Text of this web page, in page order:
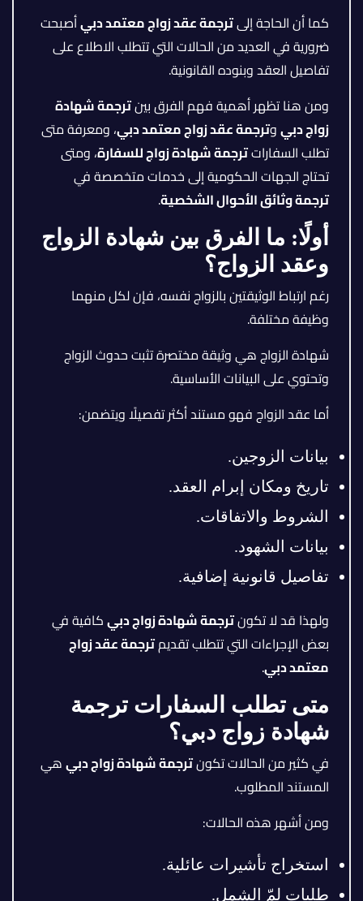
كما أن الحاجة إلىترجمة عقد زواج معتمد دبيأصبحت
ضرورية في العديد من الحالات التي تتطلب الاطلاع على
تفاصيل العقد وبنوده القانونية.
ومن هنا تظهر أهمية فهم الفرق بينترجمة شهادة
زواج دبيوترجمة عقد زواج معتمد دبي، ومعرفة متى
تطلب السفاراتترجمة شهادة زواج للسفارة، ومتى
تحتاج الجهات الحكومية إلى خدمات متخصصة في
ترجمة وثائق الأحوال الشخصية.
أولًا: ما الفرق بين شهادة الزواج
وعقد الزواج؟
رغم ارتباط الوثيقتين بالزواج نفسه، فإن لكل منهما
وظيفة مختلفة.
شهادة الزواج هي وثيقة مختصرة تثبت حدوث الزواج
وتحتوي على البيانات الأساسية.
أما عقد الزواج فهو مستند أكثر تفصيلًا ويتضمن:
بيانات الزوجين.
تاريخ ومكان إبرام العقد.
الشروط والاتفاقات.
بيانات الشهود.
تفاصيل قانونية إضافية.
ولهذا قد لا تكونترجمة شهادة زواج دبيكافية في
بعض الإجراءات التي تتطلب تقديمترجمة عقد زواج
معتمد دبي.
متى تطلب السفارات ترجمة
شهادة زواج دبي؟
في كثير من الحالات تكونترجمة شهادة زواج دبيهي
المستند المطلوب.
ومن أشهر هذه الحالات:
استخراج تأشيرات عائلية.
طلبات لمّ الشمل.